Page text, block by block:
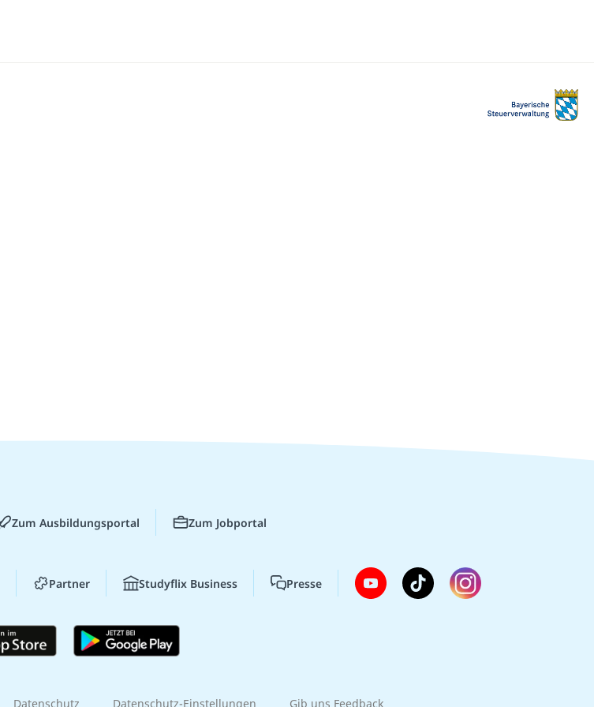
Zum Ausbildungsportal Zum Jobportal
Partner Studyflix Business Presse
Datenschutz Datenschutz-Einstellungen Gib uns Feedback